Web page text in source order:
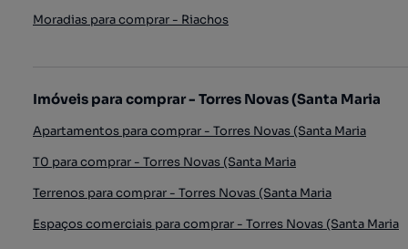
Moradias para comprar - Riachos
Imóveis para comprar - Torres Novas (Santa Maria
Apartamentos para comprar - Torres Novas (Santa Maria
T0 para comprar - Torres Novas (Santa Maria
Terrenos para comprar - Torres Novas (Santa Maria
Espaços comerciais para comprar - Torres Novas (Santa Maria